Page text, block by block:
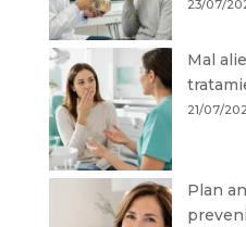
23/07/
Mal
21/07/
Plan